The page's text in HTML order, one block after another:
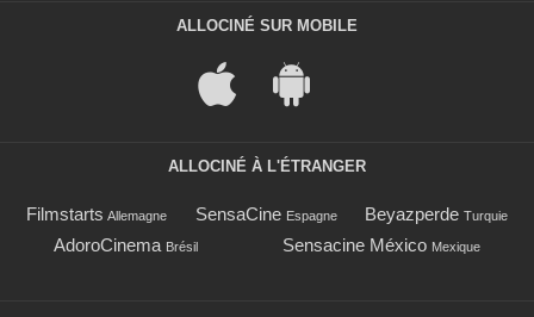
ALLOCINÉ SUR MOBILE
ALLOCINÉ À L'ÉTRANGER
Filmstarts Allemagne SensaCine Espagne Beyazperde Turquie
AdoroCinema Brésil Sensacine México Mexique